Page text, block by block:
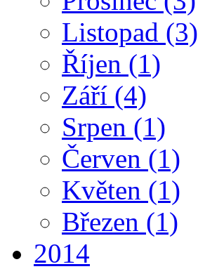
Listopad (3)
Říjen (1)
Září (4)
Srpen (1)
Červen (1)
Květen (1)
Březen (1)
2014